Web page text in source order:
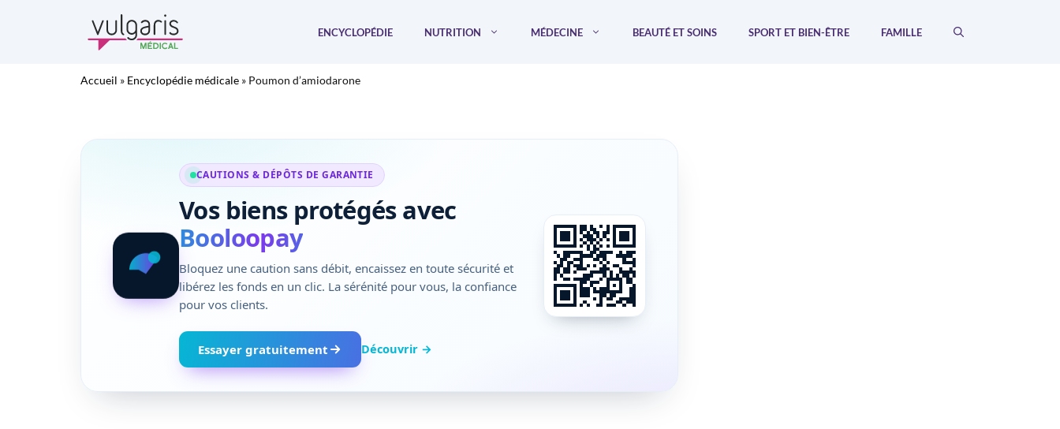
ENCYCLOPÉDIE NUTRITION MÉDECINE BEAUTÉ ET SOINS SPORT ET BIEN-ÊTRE FAMILLE
Accueil » Encyclopédie médicale » Poumon d’amiodarone
CAUTIONS & DÉPÔTS DE GARANTIE
Vos biens protégés avec
Booloopay
Bloquez une caution sans débit, encaissez en toute sécurité et
libérez les fonds en un clic. La sérénité pour vous, la confiance
pour vos clients.
Essayer gratuitement Découvrir →